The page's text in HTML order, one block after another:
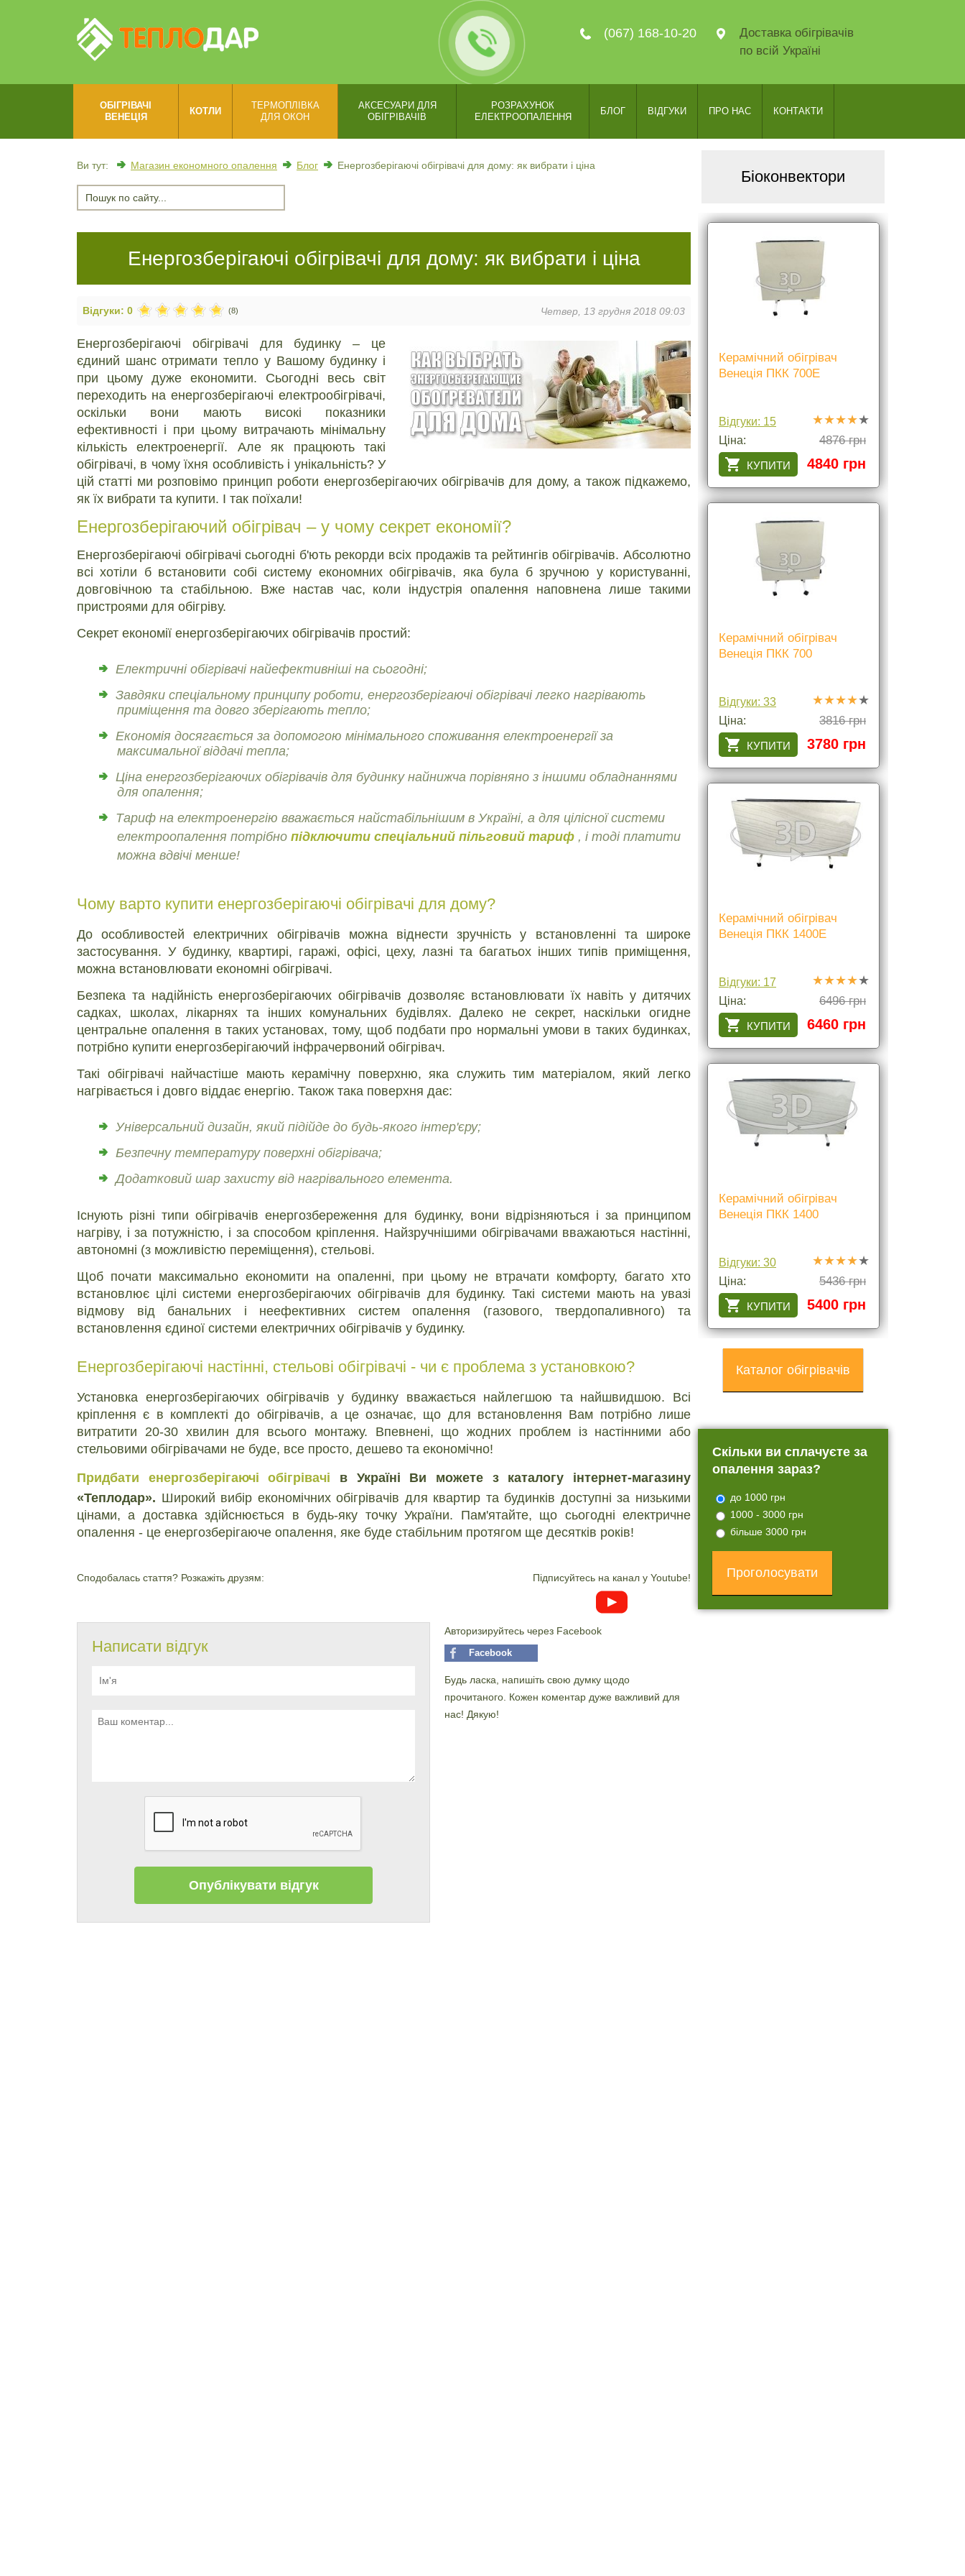
(067) 168-10-20
Доставка обігрівачів
по всій Україні
ОБІГРІВАЧІ
ВЕНЕЦІЯ
КОТЛИ
ТЕРМОПЛІВКА
ДЛЯ ОКОН
АКСЕСУАРИ ДЛЯ
ОБІГРІВАЧІВ
РОЗРАХУНОК
ЕЛЕКТРООПАЛЕННЯ
БЛОГ ВІДГУКИ ПРО НАС КОНТАКТИ
Ви тут: Магазин економного опалення Блог Енергозберігаючі обігрівачі для дому: як вибрати і ціна
Енергозберігаючі обігрівачі для дому: як вибрати і ціна
Відгуки: 0 (8) Четвер, 13 грудня 2018 09:03
Енергозберігаючі обігрівачі для будинку – це
єдиний шанс отримати тепло у Вашому будинку і
при цьому дуже економити. Сьогодні весь світ
переходить на енергозберігаючі електрообігрівачі,
оскільки вони мають високі показники
ефективності і при цьому витрачають мінімальну
кількість електроенергії. Але як працюють такі
обігрівачі, в чому їхня особливість і унікальність? У
цій статті ми розповімо принцип роботи енергозберігаючих обігрівачів для дому, а також підкажемо,
як їх вибрати та купити. І так поїхали!
Енергозберігаючий обігрівач – у чому секрет економії?
Енергозберігаючі обігрівачі сьогодні б'ють рекорди всіх продажів та рейтингів обігрівачів. Абсолютно
всі хотіли б встановити собі систему економних обігрівачів, яка була б зручною у користуванні,
довговічною та стабільною. Вже настав час, коли індустрія опалення наповнена лише такими
пристроями для обігріву.
Секрет економії енергозберігаючих обігрівачів простий:
Електричні обігрівачі найефективніші на сьогодні;
Завдяки спеціальному принципу роботи, енергозберігаючі обігрівачі легко нагрівають
приміщення та довго зберігають тепло;
Економія досягається за допомогою мінімального споживання електроенергії за
максимальної віддачі тепла;
Ціна енергозберігаючих обігрівачів для будинку найнижча порівняно з іншими обладнаннями
для опалення;
Тариф на електроенергію вважається найстабільнішим в Україні, а для цілісної системи
електроопалення потрібно підключити спеціальний пільговий тариф , і тоді платити
можна вдвічі менше!
Чому варто купити енергозберігаючі обігрівачі для дому?
До особливостей електричних обігрівачів можна віднести зручність у встановленні та широке
застосування. У будинку, квартирі, гаражі, офісі, цеху, лазні та багатьох інших типів приміщення,
можна встановлювати економні обігрівачі.
Безпека та надійність енергозберігаючих обігрівачів дозволяє встановлювати їх навіть у дитячих
садках, школах, лікарнях та інших комунальних будівлях. Далеко не секрет, наскільки огидне
центральне опалення в таких установах, тому, щоб подбати про нормальні умови в таких будинках,
потрібно купити енергозберігаючий інфрачервоний обігрівач.
Такі обігрівачі найчастіше мають керамічну поверхню, яка служить тим матеріалом, який легко
нагрівається і довго віддає енергію. Також така поверхня дає:
Універсальний дизайн, який підійде до будь-якого інтер'єру;
Безпечну температуру поверхні обігрівача;
Додатковий шар захисту від нагрівального елемента.
Існують різні типи обігрівачів енергозбереження для будинку, вони відрізняються і за принципом
нагріву, і за потужністю, і за способом кріплення. Найзручнішими обігрівачами вважаються настінні,
автономні (з можливістю переміщення), стельові.
Щоб почати максимально економити на опаленні, при цьому не втрачати комфорту, багато хто
встановлює цілі системи енергозберігаючих обігрівачів для будинку. Такі системи мають на увазі
відмову від банальних і неефективних систем опалення (газового, твердопаливного) та
встановлення єдиної системи електричних обігрівачів у будинку.
Енергозберігаючі настінні, стельові обігрівачі - чи є проблема з установкою?
Установка енергозберігаючих обігрівачів у будинку вважається найлегшою та найшвидшою. Всі
кріплення є в комплекті до обігрівачів, а це означає, що для встановлення Вам потрібно лише
витратити 20-30 хвилин для всього монтажу. Впевнені, що жодних проблем із настінними або
стельовими обігрівачами не буде, все просто, дешево та економічно!
Придбати енергозберігаючі обігрівачі в Україні Ви можете з каталогу інтернет-магазину
«Теплодар». Широкий вибір економічних обігрівачів для квартир та будинків доступні за низькими
цінами, а доставка здійснюється в будь-яку точку України. Пам'ятайте, що сьогодні електричне
опалення - це енергозберігаюче опалення, яке буде стабільним протягом ще десятків років!
Сподобалась стаття? Розкажіть друзям: Підписуйтесь на канал у Youtube!
Написати відгук
Авторизируйтесь через Facebook
Facebook
Будь ласка, напишіть свою думку щодо
прочитаного. Кожен коментар дуже важливий для
нас! Дякую!
Біоконвектори
Керамічний обігрівач
Венеція ПКК 700Е
Відгуки: 15
Ціна:
4876 грн
4840 грн
Керамічний обігрівач
Венеція ПКК 700
Відгуки: 33
Ціна:
3816 грн
3780 грн
Керамічний обігрівач
Венеція ПКК 1400Е
Відгуки: 17
Ціна:
6496 грн
6460 грн
Керамічний обігрівач
Венеція ПКК 1400
Відгуки: 30
Ціна:
5436 грн
5400 грн
Каталог обігрівачів
Скільки ви сплачуєте за
опалення зараз?
до 1000 грн
1000 - 3000 грн
більше 3000 грн